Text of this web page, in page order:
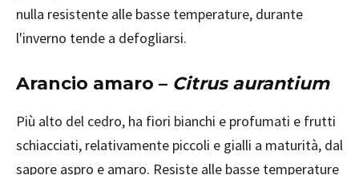
nulla resistente alle basse temperature, durante
l'inverno tende a defogliarsi.
Arancio amaro – Citrus aurantium
Più alto del cedro, ha fiori bianchi e profumati e frutti
schiacciati, relativamente piccoli e gialli a maturità, dal
sapore aspro e amaro. Resiste alle basse temperature